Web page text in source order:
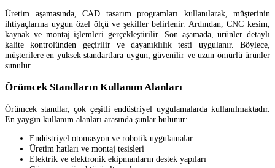
Üretim aşamasında, CAD tasarım programları kullanılarak, müşterinin
ihtiyaçlarına uygun özel ölçü ve şekiller belirlenir. Ardından, CNC kesim,
kaynak ve montaj işlemleri gerçekleştirilir. Son aşamada, ürünler detaylı
kalite kontrolünden geçirilir ve dayanıklılık testi uygulanır. Böylece,
müşterilere en yüksek standartlara uygun, güvenilir ve uzun ömürlü ürünler
sunulur.
Örümcek Standların Kullanım Alanları
Örümcek standlar, çok çeşitli endüstriyel uygulamalarda kullanılmaktadır.
En yaygın kullanım alanları arasında şunlar bulunur:
Endüstriyel otomasyon ve robotik uygulamalar
Üretim hatları ve montaj tesisleri
Elektrik ve elektronik ekipmanların destek yapıları